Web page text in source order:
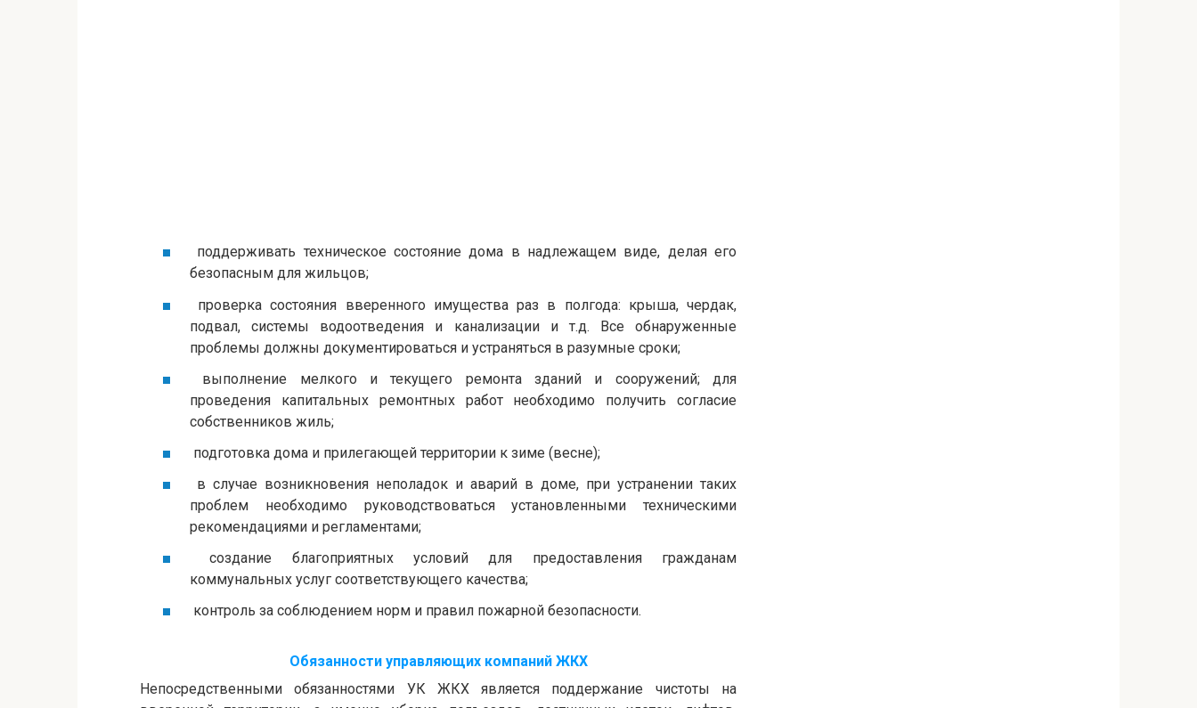
поддерживать техническое состояние дома в надлежащем виде, делая его
безопасным для жильцов;
проверка состояния вверенного имущества раз в полгода: крыша, чердак,
подвал, системы водоотведения и канализации и т.д. Все обнаруженные
проблемы должны документироваться и устраняться в разумные сроки;
выполнение мелкого и текущего ремонта зданий и сооружений; для
проведения капитальных ремонтных работ необходимо получить согласие
собственников жиль;
подготовка дома и прилегающей территории к зиме (весне);
в случае возникновения неполадок и аварий в доме, при устранении таких
проблем необходимо руководствоваться установленными техническими
рекомендациями и регламентами;
создание благоприятных условий для предоставления гражданам
коммунальных услуг соответствующего качества;
контроль за соблюдением норм и правил пожарной безопасности.
Обязанности управляющих компаний ЖКХ
Непосредственными обязанностями УК ЖКХ является поддержание чистоты на